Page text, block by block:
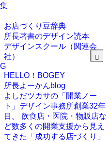
お店づくり豆辞典
所長著書のデザイン読本
デザインスクール（関連会
社）
HELLO！BOGEY
所長よーかんblog
よしだツカサの「開業ノー
ト」 デザイン事務所創業32年
目。 飲食店・医院・物販店な
ど数多くの開業支援から見え
てきた「成功する店づくり」